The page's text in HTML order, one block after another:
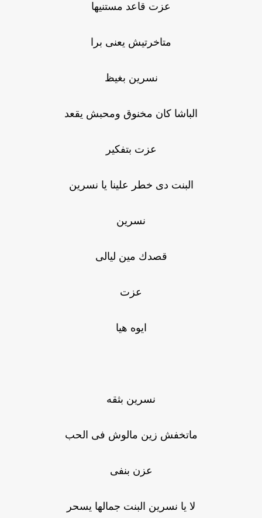
عزت قاعد مستنيها
متاخرتيش يعنى برا
نسرين بغيظ
الباشا كان مخنوق ومحبش يقعد
عزت بتفكير
البنت دى خطر علينا يا نسرين
نسرين
قصدك مين ليالى
عزت
ايوه هيا
نسرين بثقه
ماتخفش زين مالوش فى الحب
عزن بنفى
لا يا نسرين البنت جمالها يسحر